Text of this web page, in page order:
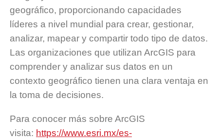
geográfico, proporcionando capacidades
líderes a nivel mundial para crear, gestionar,
analizar, mapear y compartir todo tipo de datos.
Las organizaciones que utilizan ArcGIS para
comprender y analizar sus datos en un
contexto geográfico tienen una clara ventaja en
la toma de decisiones.
Para conocer más sobre ArcGIS
visita: https://www.esri.mx/es-